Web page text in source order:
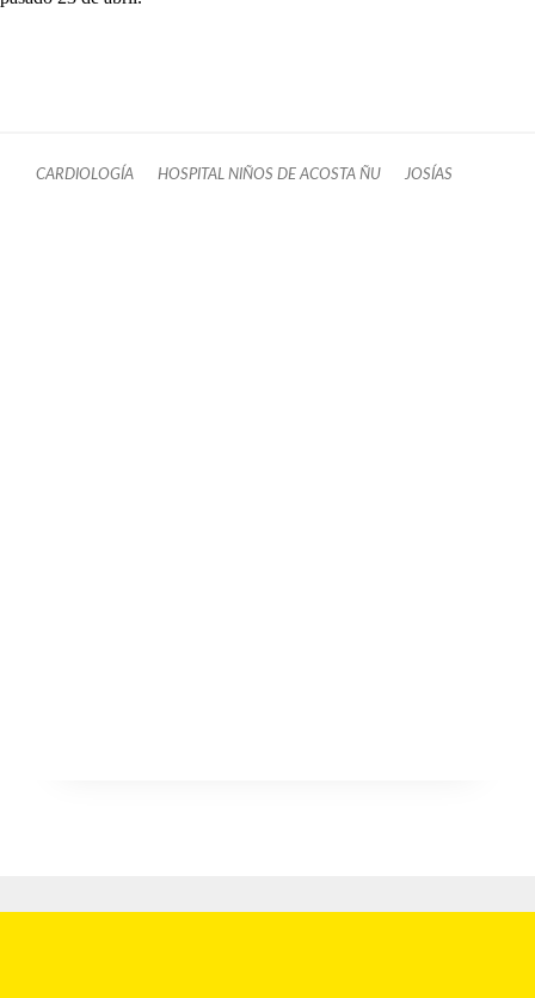
CARDIOLOGÍA HOSPITAL NIÑOS DE ACOSTA ÑU JOSÍAS